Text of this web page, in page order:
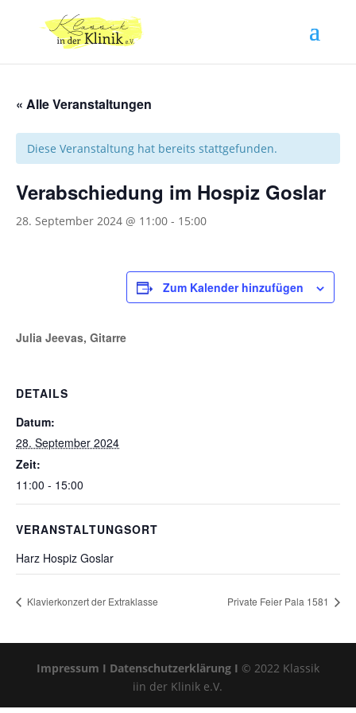
« Alle Veranstaltungen
Diese Veranstaltung hat bereits stattgefunden.
Verabschiedung im Hospiz Goslar
28. September 2024 @ 11:00 - 15:00
Julia Jeevas, Gitarre
Zum Kalender hinzufügen
DETAILS
Datum:
28. September 2024
Zeit:
11:00 - 15:00
VERANSTALTUNGSORT
Harz Hospiz Goslar
Klavierkonzert der Extraklasse Private Feier Pala 1581
Impressum I Datenschutzerklärung I © 2022 Klassik
iin der Klinik e.V.